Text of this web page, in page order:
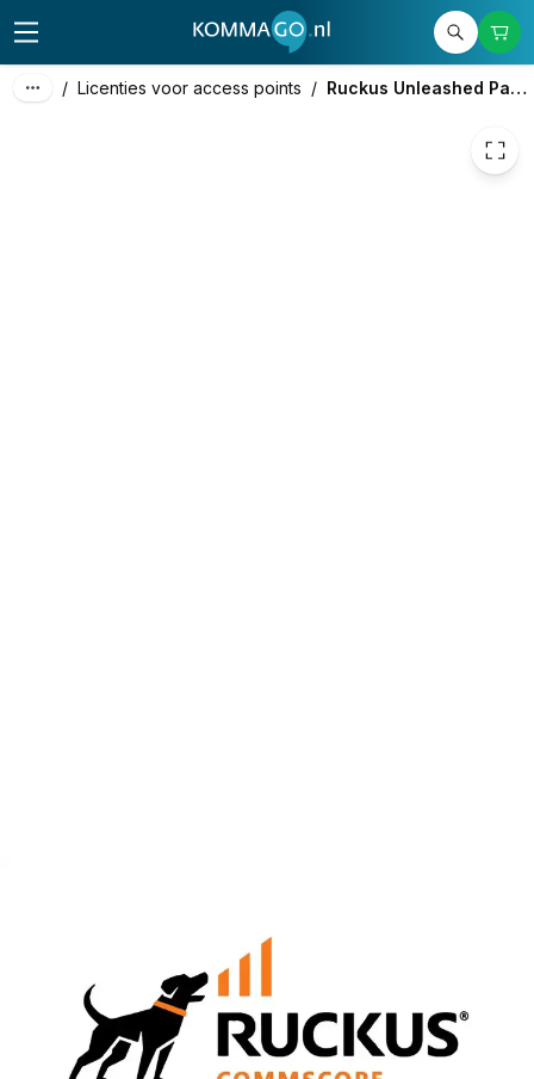
/ Licenties voor access points / Ruckus Unleashed Partner Support
excl. btw